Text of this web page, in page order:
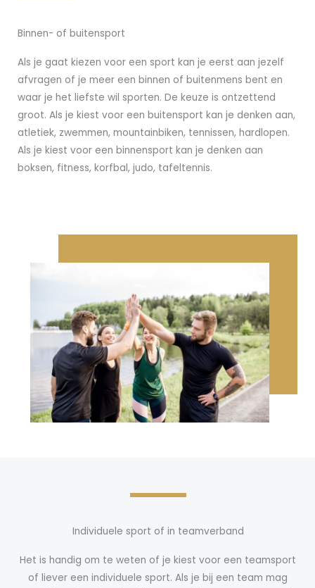
Binnen- of buitensport
Als je gaat kiezen voor een sport kan je eerst aan jezelf
afvragen of je meer een binnen of buitenmens bent en
waar je het liefste wil sporten. De keuze is ontzettend
groot. Als je kiest voor een buitensport kan je denken aan,
atletiek, zwemmen, mountainbiken, tennissen, hardlopen.
Als je kiest voor een binnensport kan je denken aan
boksen, fitness, korfbal, judo, tafeltennis.
Individuele sport of in teamverband
Het is handig om te weten of je kiest voor een teamsport
of liever een individuele sport. Als je bij een team mag